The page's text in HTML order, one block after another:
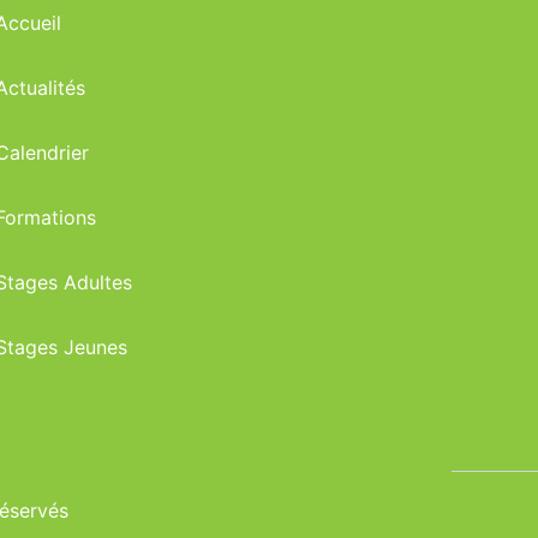
Adultes
Jeunes